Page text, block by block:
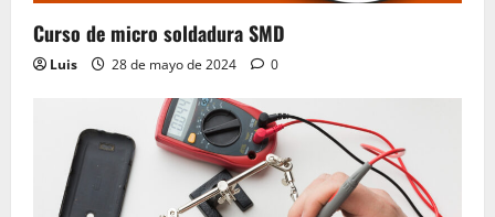
Curso de micro soldadura SMD
Luis 28 de mayo de 2024 0